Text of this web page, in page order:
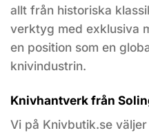
allt från historiska
verktyg med exklusiva
en position som en
knivindustrin.
Knivhantverk från
Vi på Knivbutik.se